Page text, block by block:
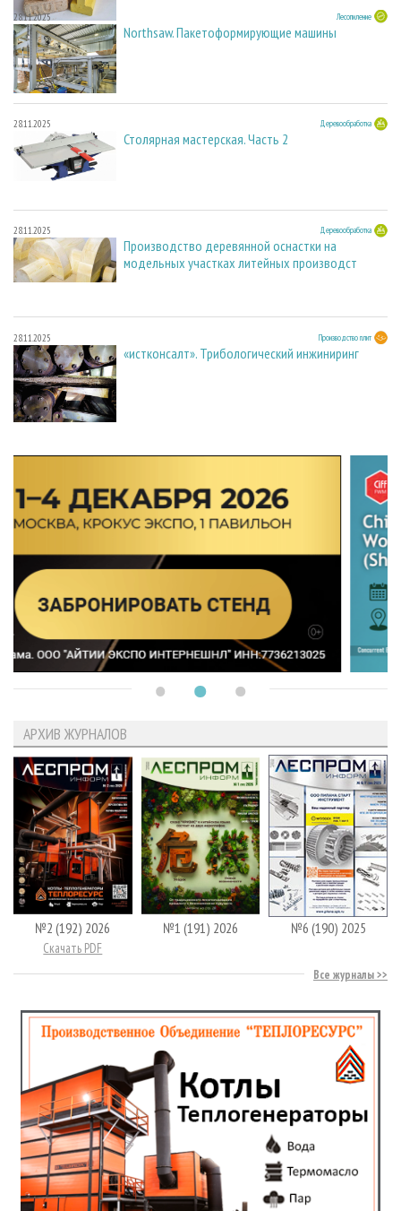
28.11.2025 Лесопиление
Northsaw. Пакетоформирующие машины
28.11.2025 Деревообработка
Столярная мастерская. Часть 2
28.11.2025 Деревообработка
Производство деревянной оснастки на
модельных участках литейных производст
28.11.2025 Производство плит
«истконсалт». Трибологический инжиниринг
АРХИВ ЖУРНАЛОВ
№2 (192) 2026
Скачать PDF
№1 (191) 2026 №6 (190) 2025
Все журналы